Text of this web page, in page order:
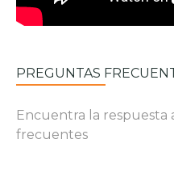
PREGUNTAS
Encuentra la respuesta
frecuentes